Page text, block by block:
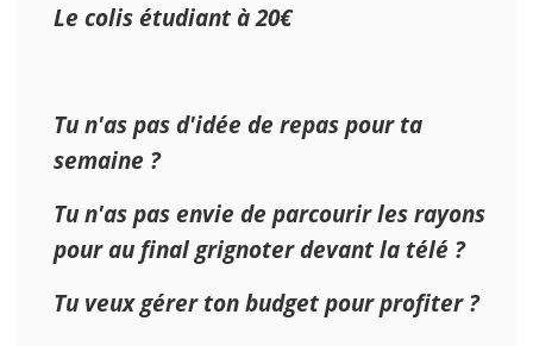
Le colis étudiant à 20€
Tu n'as pas d'idée de repas pour ta
semaine ?
Tu n'as pas envie de parcourir les rayons
pour au final grignoter devant la télé ?
Tu veux gérer ton budget pour profiter ?